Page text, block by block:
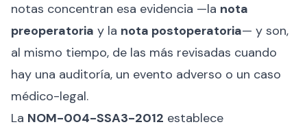
notas concentran esa evidencia —la nota
preoperatoria y la nota postoperatoria— y son,
al mismo tiempo, de las más revisadas cuando
hay una auditoría, un evento adverso o un caso
médico-legal.
La NOM-004-SSA3-2012 establece